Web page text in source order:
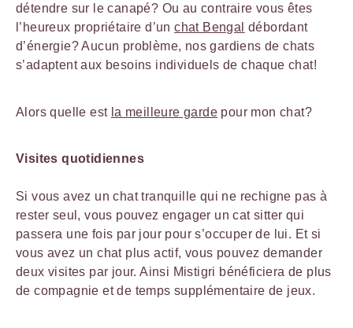
détendre sur le canapé? Ou au contraire vous êtes
l’heureux propriétaire d’unchat Bengal débordant
d’énergie? Aucun problème, nos gardiens de chats
s’adaptent aux besoins individuels de chaque chat!
Alors quelle est la meilleure garde pour mon chat?
Visites quotidiennes
Si vous avez un chat tranquille qui ne rechigne pas à
rester seul, vous pouvez engager un cat sitter qui
passera une fois par jour pour s’occuper de lui. Et si
vous avez un chat plus actif, vous pouvez demander
deux visites par jour. Ainsi Mistigri bénéficiera de plus
de compagnie et de temps supplémentaire de jeux.